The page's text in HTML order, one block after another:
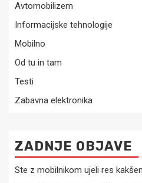
Avtomobilizem
Informacijske tehnologije
Mobilno
Od tu in tam
Testi
Zabavna elektronika
ZADNJE OBJAVE
Ste z mobilnikom ujeli res